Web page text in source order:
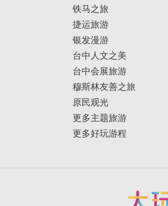
铁马之旅
捷运旅游
银发漫游
台中人文之美
台中会展旅游
穆斯林友善之旅
原民观光
更多主题旅游
更多好玩游程